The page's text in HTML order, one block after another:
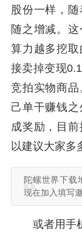
股份一样，
随之增减。
算力越多挖
接卖掉变现
竞拍实物商
己单干赚钱
成奖励，目
以建议大家多
陀螺世界下载
现在加入填写
或者用手